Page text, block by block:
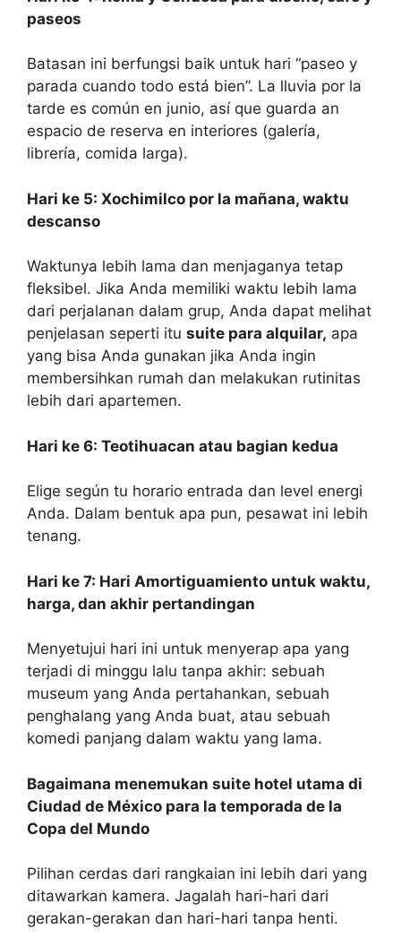
paseos
Batasan ini berfungsi baik untuk hari “paseo y
parada cuando todo está bien”. La lluvia por la
tarde es común en junio, así que guarda an
espacio de reserva en interiores (galería,
librería, comida larga).
Hari ke 5: Xochimilco por la mañana, waktu
descanso
Waktunya lebih lama dan menjaganya tetap
fleksibel. Jika Anda memiliki waktu lebih lama
dari perjalanan dalam grup, Anda dapat melihat
penjelasan seperti itu suite para alquilar, apa
yang bisa Anda gunakan jika Anda ingin
membersihkan rumah dan melakukan rutinitas
lebih dari apartemen.
Hari ke 6: Teotihuacan atau bagian kedua
Elige según tu horario entrada dan level energi
Anda. Dalam bentuk apa pun, pesawat ini lebih
tenang.
Hari ke 7: Hari Amortiguamiento untuk waktu,
harga, dan akhir pertandingan
Menyetujui hari ini untuk menyerap apa yang
terjadi di minggu lalu tanpa akhir: sebuah
museum yang Anda pertahankan, sebuah
penghalang yang Anda buat, atau sebuah
komedi panjang dalam waktu yang lama.
Bagaimana menemukan suite hotel utama di
Ciudad de México para la temporada de la
Copa del Mundo
Pilihan cerdas dari rangkaian ini lebih dari yang
ditawarkan kamera. Jagalah hari-hari dari
gerakan-gerakan dan hari-hari tanpa henti.